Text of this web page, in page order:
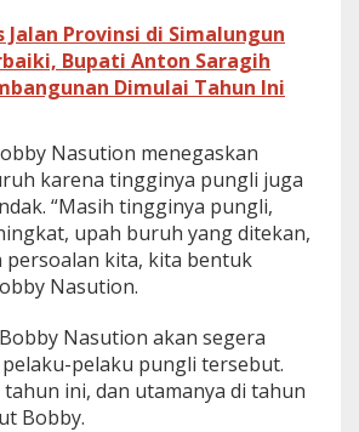
e
n
g
a
e
n
d
e
m
o
Jalan Provinsi di Simalungun
Bupati Anton Saragih
Dimulai Tahun Ini
Nasution menegaskan
karena tingginya pungli juga
“Masih tingginya pungli,
upah buruh yang ditekan,
persoalan kita, kita bentuk
Nasution.
Nasution akan segera
pelaku pungli tersebut.
tahun ini, dan utamanya di tahun
Bobby.